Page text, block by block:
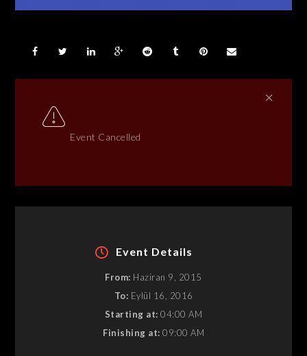
Event Cancelled
Event Details
From: Haziran 9, 2015
To: Eylül 16, 2016
Starting at: 04:00 AM
Finishing at: 09:00 AM